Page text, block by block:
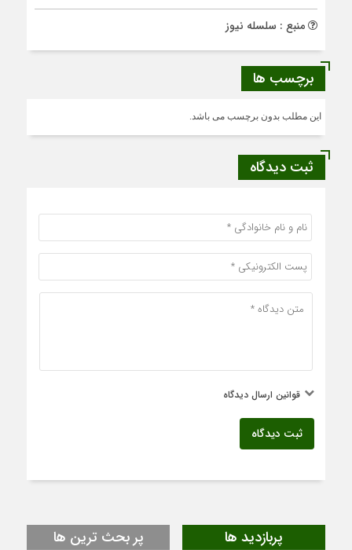
منبع : سلسله نیوز
برچسب ها
این مطلب بدون برچسب می باشد.
ثبت دیدگاه
قوانین ارسال دیدگاه
ثبت دیدگاه
پربازدید ها پر بحث ترین ها